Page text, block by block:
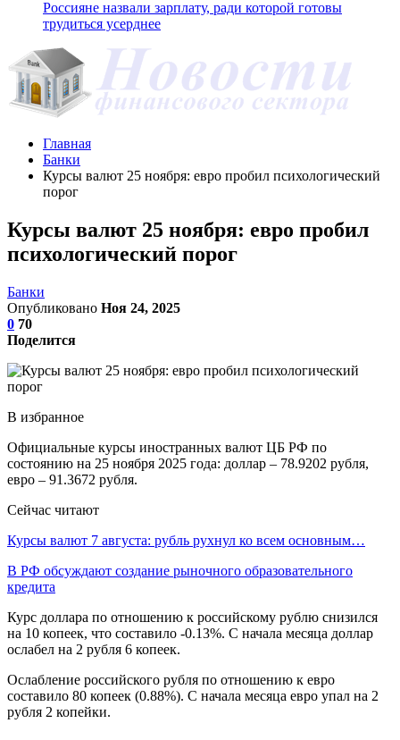
Россияне назвали зарплату, ради которой готовы
трудиться усерднее
Главная
Банки
Курсы валют 25 ноября: евро пробил психологический
порог
Курсы валют 25 ноября: евро пробил
психологический порог
Банки
Опубликовано Ноя 24, 2025
0 70
Поделится
В избранное
Официальные курсы иностранных валют ЦБ РФ по
состоянию на 25 ноября 2025 года: доллар – 78.9202 рубля,
евро – 91.3672 рубля.
Сейчас читают
Курсы валют 7 августа: рубль рухнул ко всем основным…
В РФ обсуждают создание рыночного образовательного
кредита
Курс доллара по отношению к российскому рублю снизился
на 10 копеек, что составило -0.13%. С начала месяца доллар
ослабел на 2 рубля 6 копеек.
Ослабление российского рубля по отношению к евро
составило 80 копеек (0.88%). С начала месяца евро упал на 2
рубля 2 копейки.